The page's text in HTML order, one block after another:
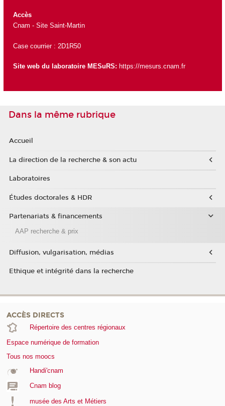
Accès
Cnam - Site Saint-Martin
Case courrier : 2D1R50
Site web du laboratoire MESuRS: https://mesurs.cnam.fr
Dans la même rubrique
Accueil
La direction de la recherche & son actu
Laboratoires
Études doctorales & HDR
Partenariats & financements
AAP recherche & prix
Diffusion, vulgarisation, médias
Ethique et intégrité dans la recherche
ACCÈS DIRECTS
Répertoire des centres régionaux
Espace numérique de formation
Tous nos moocs
Handi'cnam
Cnam blog
musée des Arts et Métiers